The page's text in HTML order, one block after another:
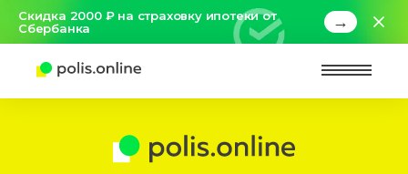
Скидка 2000 ₽ на страховку ипотеки от
Сбербанка
→